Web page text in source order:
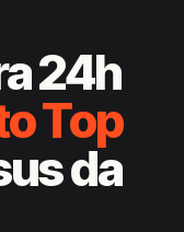
24h
Top
da